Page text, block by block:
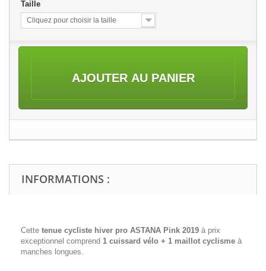
Taille
Cliquez pour choisir la taille
AJOUTER AU PANIER
INFORMATIONS :
Cette tenue cycliste hiver pro ASTANA Pink 2019 à prix
exceptionnel comprend 1 cuissard vélo + 1 maillot cyclisme à
manches longues.